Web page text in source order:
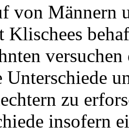
von Männern
Klischees
Unterschiede
zu
insofern